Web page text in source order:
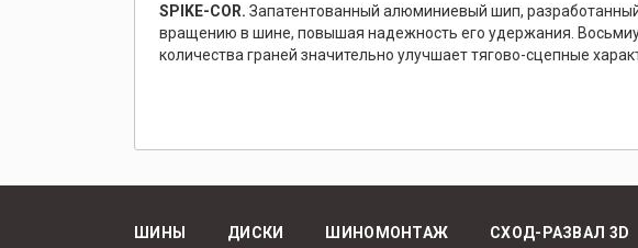
SPIKE-COR.Запатентованный алюминиевый шип,
вращению в шине, повышая надежность его удержания.
количества граней значительно улучшает тягово-сцепные
ШИНЫ ДИСКИ ШИНОМОНТАЖ СХОД-РАЗВАЛ 3D